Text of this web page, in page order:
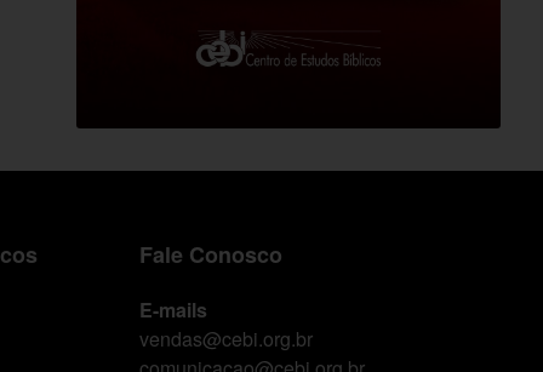
Fale Conosco
E-mails
vendas@cebi.org.br